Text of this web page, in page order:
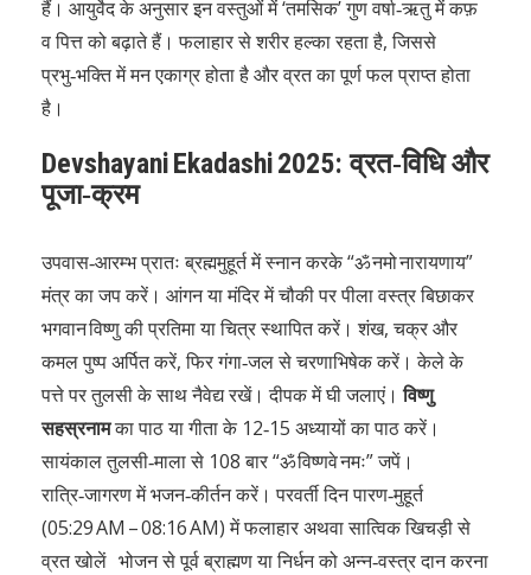
हैं। आयुर्वेद के अनुसार इन वस्तुओं में ‘तमसिक’ गुण वर्षा‑ऋतु में कफ़
व पित्त को बढ़ाते हैं। फलाहार से शरीर हल्का रहता है, जिससे
प्रभु‑भक्ति में मन एकाग्र होता है और व्रत का पूर्ण फल प्राप्त होता
है।
Devshayani Ekadashi 2025: व्रत‑विधि और
पूजा‑क्रम
उपवास‑आरम्भ प्रातः ब्रह्ममुहूर्त में स्नान करके “ॐ नमो नारायणाय”
मंत्र का जप करें। आंगन या मंदिर में चौकी पर पीला वस्त्र बिछाकर
भगवान विष्णु की प्रतिमा या चित्र स्थापित करें। शंख, चक्र और
कमल पुष्प अर्पित करें, फिर गंगा‑जल से चरणाभिषेक करें। केले के
पत्ते पर तुलसी के साथ नैवेद्य रखें। दीपक में घी जलाएं।विष्णु
सहस्रनामका पाठ या गीता के 12‑15 अध्यायों का पाठ करें।
सायंकाल तुलसी‑माला से 108 बार “ॐ विष्णवे नमः” जपें।
रात्रि‑जागरण में भजन‑कीर्तन करें। परवर्ती दिन पारण‑मुहूर्त
(05:29 AM – 08:16 AM) में फलाहार अथवा सात्विक खिचड़ी से
व्रत खोलें भोजन से पूर्व ब्राह्मण या निर्धन को अन्न‑वस्त्र दान करना